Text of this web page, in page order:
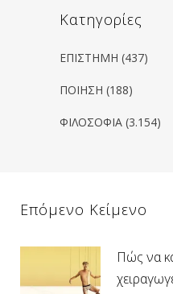
Kατηγορίες
ΕΠΙΣΤΗΜΗ (437)
ΠΟΙΗΣΗ (188)
ΦΙΛΟΣΟΦΙΑ (3.154)
Επόμενο Κείμενο
Πώς να